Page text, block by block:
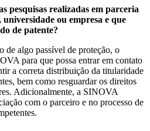
pesquisas realizadas em parceria
ou empresa e que
de patente?
de algo passível de proteção, o
para que possa entrar em contato
a correta distribuição da titularidade
bem como resguardar os direitos
Adicionalmente, a SINOVA
com o parceiro e no processo de